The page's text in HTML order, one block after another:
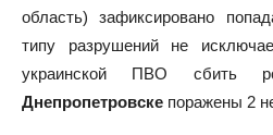
область) зафиксировано
типу разрушений не
украинской ПВО сбить
Днепропетровске поражены 2